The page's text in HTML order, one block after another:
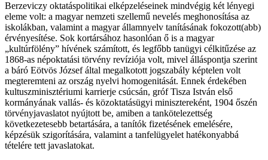
Berzeviczy oktatáspolitikai elképzeléseinek mindvégig két lényegi
eleme volt: a magyar nemzeti szellemű nevelés meghonosítása az
iskolákban, valamint a magyar államnyelv tanításának fokozott(abb)
érvényesítése. Sok kortársához hasonlóan ő is a magyar
„kultúrfölény” hívének számított, és legfőbb tanügyi célkitűzése az
1868-as népoktatási törvény revíziója volt, mivel álláspontja szerint
a báró Eötvös József által megalkotott jogszabály képtelen volt
megteremteni az ország nyelvi homogenitását. Ennek érdekében
kultuszminisztériumi karrierje csúcsán, gróf Tisza István első
kormányának vallás- és közoktatásügyi minisztereként, 1904 őszén
törvényjavaslatot nyújtott be, amiben a tankötelezettség
következetesebb betartására, a tanítók fizetésének emelésére,
képzésük szigorítására, valamint a tanfelügyelet hatékonyabbá
tételére tett javaslatokat.